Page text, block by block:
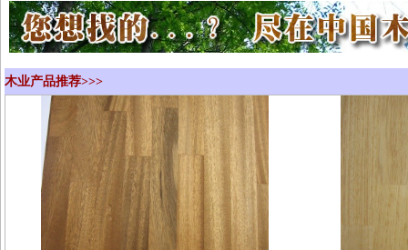
木业产品推荐>>>